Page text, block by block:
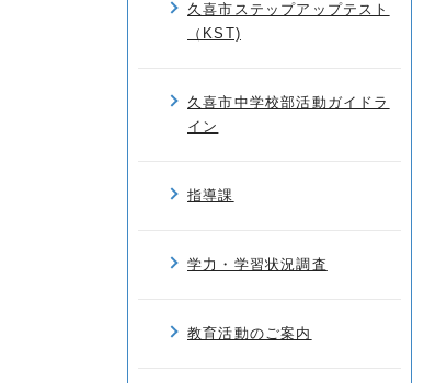
久喜市ステップアップテスト
（KST)
久喜市中学校部活動ガイドラ
イン
指導課
学力・学習状況調査
教育活動のご案内